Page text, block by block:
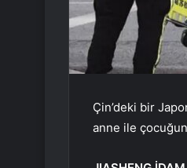
Çin’deki bir
anne ile